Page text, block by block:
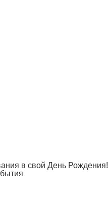
в свой День Рождения!